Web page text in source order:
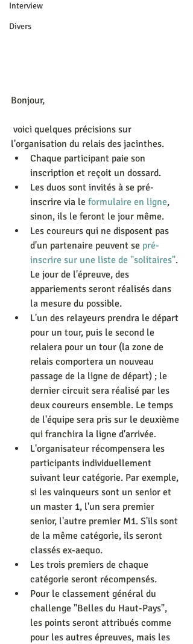
Interview
Divers
Bonjour,
l'organisation du relais des jacinthes.
Chaque participant paie son
inscription et reçoit un dossard.
Les duos sont invités à se pré-
inscrire via le formulaire en ligne,
sinon, ils le feront le jour même.
Les coureurs qui ne disposent pas
d'un partenaire peuvent se pré-
inscrire sur une liste de "solitaires".
Le jour de l'épreuve, des
appariements seront réalisés dans
la mesure du possible.
L'un des relayeurs prendra le départ
pour un tour, puis le second le
relaiera pour un tour (la zone de
relais comportera un nouveau
passage de la ligne de départ) ; le
dernier circuit sera réalisé par les
deux coureurs ensemble. Le temps
de l'équipe sera pris sur le deuxième
qui franchira la ligne d'arrivée.
L'organisateur récompensera les
participants individuellement
suivant leur catégorie. Par exemple,
si les vainqueurs sont un senior et
un master 1, l'un sera premier
senior, l'autre premier M1. S'ils sont
de la même catégorie, ils seront
classés ex-aequo.
Les trois premiers de chaque
catégorie seront récompensés.
Pour le classement général du
challenge "Belles du Haut-Pays",
les points seront attribués comme
pour les autres épreuves, mais les